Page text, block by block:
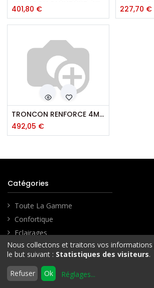
Filtres
Accueil Rechercher
401,80 €
227,70 €
TRONCON RENFORCE 4M00
492,05 €
Catégories
Toute La Gamme
Confortique
Eclairages
Fixations
Hertzien
Informatique
Nous collectons et traitons vos informations
le but suivant : Statistiques des visiteurs.
Refuser Ok Réglages...